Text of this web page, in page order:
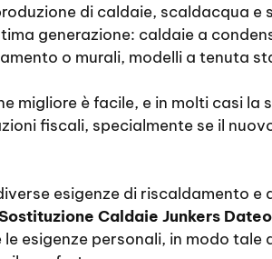
di caldaie, scaldacqua e
generazione: caldaie a
o murali, modelli a tenuta
migliore è facile, e in molti casi
fiscali, specialmente se il
esigenze di riscaldamento
Caldaie Junkers
esigenze personali, in modo